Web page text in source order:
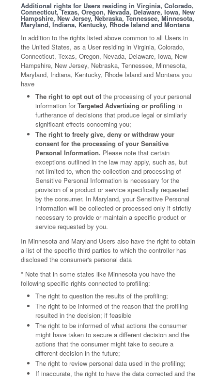
Additional rights for Users residing in Virginia, Colorado,
Connecticut, Texas, Oregon, Nevada, Delaware, Iowa, New
Hampshire, New Jersey, Nebraska, Tennessee, Minnesota,
Maryland, Indiana, Kentucky, Rhode Island and Montana
In addition to the rights listed above common to all Users in
the United States, as a User residing in Virginia, Colorado,
Connecticut, Texas, Oregon, Nevada, Delaware, Iowa, New
Hampshire, New Jersey, Nebraska, Tennessee, Minnesota,
Maryland, Indiana, Kentucky, Rhode Island and Montana you
have
The right to opt out ofthe processing of your personal
information forTargeted Advertising or profiling in
furtherance of decisions that produce legal or similarly
significant effects concerning you;
The right to freely give, deny or withdraw your
consent for the processing of your Sensitive
Personal Information. Please note that certain
exceptions outlined in the law may apply, such as, but
not limited to, when the collection and processing of
Sensitive Personal Information is necessary for the
provision of a product or service specifically requested
by the consumer. In Maryland, your Sensitive Personal
Information will be collected or processed only if strictly
necessary to provide or maintain a specific product or
service requested by you.
In Minnesota and Maryland Users also have the right to obtain
a list of the specific third parties to which the controller has
disclosed the consumer's personal data
* Note that in some states like Minnesota you have the
following specific rights connected to profiling:
The right to question the results of the profiling;
The right to be informed of the reason that the profiling
resulted in the decision; if feasible
The right to be informed of what actions the consumer
might have taken to secure a different decision and the
actions that the consumer might take to secure a
different decision in the future;
The right to review personal data used in the profiling;
If inaccurate, the right to have the data corrected and the